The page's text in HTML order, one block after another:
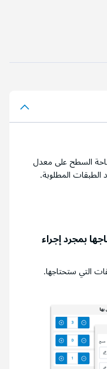
السطح على معدل
المطلوبة.
بمجرد إجراء
التي ستحتاجها.